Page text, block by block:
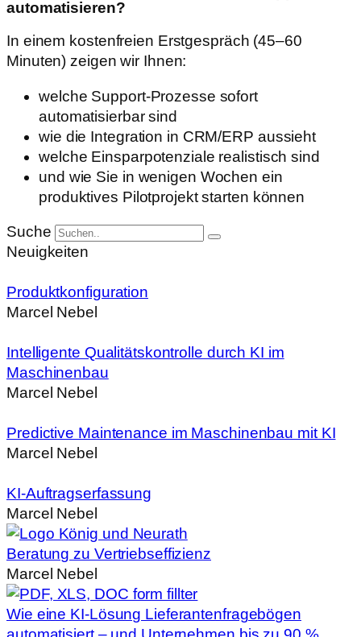
automatisieren?
In einem kostenfreien Erstgespräch (45–60
Minuten) zeigen wir Ihnen:
welche Support-Prozesse sofort
automatisierbar sind
wie die Integration in CRM/ERP aussieht
welche Einsparpotenziale realistisch sind
und wie Sie in wenigen Wochen ein
produktives Pilotprojekt starten können
Suche
Neuigkeiten
Produktkonfiguration
Marcel Nebel
Intelligente Qualitätskontrolle durch KI im
Maschinenbau
Marcel Nebel
Predictive Maintenance im Maschinenbau mit KI
Marcel Nebel
KI-Auftragserfassung
Marcel Nebel
Beratung zu Vertriebseffizienz
Marcel Nebel
Wie eine KI-Lösung Lieferantenfragebögen